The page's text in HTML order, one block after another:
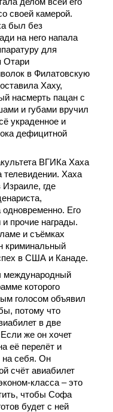
своей камерой.
был без
на него напала
для
Отари
в Филатовскую
Хаху,
насмерть пацан с
и губами вручил
украденное и
дефицитной
ВГИКа Хаха
телевидении. Хаха
где
Его
прочие награды.
и съёмках
криминальный
в США и Канаде.
международный
которого
голосом объявил
потому что
в две
же он хочет
её перелёт и
на себя. Он
счёт авиабилет
класса – это
чтобы Софа
будет с ней